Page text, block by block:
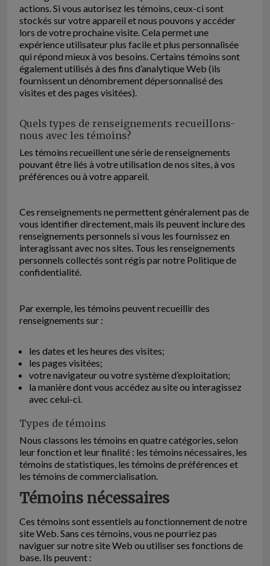
actions. Si vous autorisez les témoins, ceux-ci sont
stockés sur votre appareil et nous pouvons y accéder
lors de votre prochaine visite. Cela permet une
expérience utilisateur plus facile et plus personnalisée
qui répond mieux à vos besoins. Certains témoins sont
également utilisés à des fins d’analytique Web (ils
fournissent un dénombrement dépersonnalisé des
visites et des pages visitées).
Quels types de renseignements recueillons-
nous avec les témoins?
Les témoins recueillent une série de renseignements
pouvant être liés à votre utilisation de nos sites, à vos
préférences ou à votre appareil.
Ces renseignements ne permettent généralement pas de
vous identifier directement, mais ils peuvent inclure des
renseignements personnels si vous les fournissez en
interagissant avec nos sites. Tous les renseignements
personnels collectés sont régis par notre Politique de
confidentialité.
Par exemple, les témoins peuvent recueillir des
renseignements sur :
les dates et les heures des visites;
les pages visitées;
votre navigateur ou votre système d’exploitation;
la manière dont vous accédez au site ou interagissez
avec celui-ci.
Types de témoins
Nous classons les témoins en quatre catégories, selon
leur fonction et leur finalité : les témoins nécessaires, les
témoins de statistiques, les témoins de préférences et
les témoins de commercialisation.
Témoins nécessaires
Ces témoins sont essentiels au fonctionnement de notre
site Web. Sans ces témoins, vous ne pourriez pas
naviguer sur notre site Web ou utiliser ses fonctions de
base. Ils peuvent :